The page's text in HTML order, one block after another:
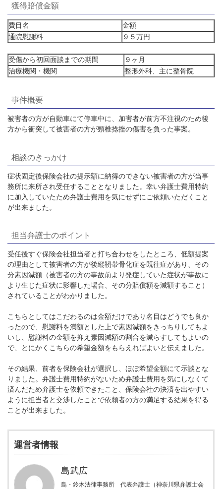
獲得賠償金額
費目名
金額
通院慰謝料
９５万円
受傷から初回面談までの期間
９ヶ月
治療機関・機関
整形外科、主に整骨院
事件概要
被害者の方が自動車にて停車中に、加害者が前方不注視のため後
方から衝突して被害者の方が頸椎捻挫の傷害を負った事案。
相談のきっかけ
症状固定後保険会社の提示額に納得のできない被害者の方が当事
務所に来所され受任することとなりました。幸い弁護士費用特約
に加入していたため弁護士費用を気にせずにご依頼いただくこと
が出来ました。
担当弁護士のポイント
受任後すぐ保険会社担当者と打ち合わせをしたところ、低額提案
の理由として被害者の方が後縦靭帯骨化症を既往症があり、その
分素因減額（被害者の方の事故前より発症していた症状が事故に
より生じた症状に影響した場合、その分賠償額を減額すること）
されていることがわかりました。
こちらとしてはこだわるのは金額だけであり名目はどうでも良か
ったので、慰謝料を満額とした上で素因減額をきっちりしてもよ
いし、慰謝料の金額を抑え素因減額の割合を減らすしてもよいの
で、とにかくこちらの希望金額をもらえればよいと伝えました。
その結果、前者を保険会社が選択し、ほぼ希望金額にて示談とな
りました。弁護士費用特約がないため弁護士費用を気にしなくて
済んだため弁護士を依頼できたこと、保険会社の決済を出やすい
ように担当者と交渉したことで依頼者の方の満足する結果を得る
ことが出来ました。
運営者情報
島武広
島・鈴木法律事務所 代表弁護士（神奈川県弁護士会